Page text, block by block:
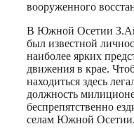
вооруженного
В Южной Осетии
был известной
наиболее ярких
движения в крае.
находиться здесь
должность
беспрепятственно
селам Южной Осетии.